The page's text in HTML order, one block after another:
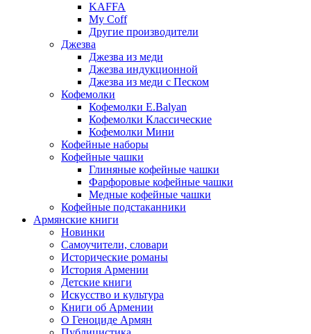
KAFFA
My Coff
Другие производители
Джезва
Джезва из меди
Джезва индукционной
Джезва из меди с Песком
Кофемолки
Кофемолки E.Balyan
Кофемолки Классические
Кофемолки Мини
Кофейные наборы
Кофейные чашки
Глиняные кофейные чашки
Фарфоровые кофейные чашки
Медные кофейные чашки
Кофейные подстаканники
Армянские книги
Новинки
Самоучители, словари
Исторические романы
История Армении
Детские книги
Иcкусство и культура
Книги об Армении
О Геноциде Армян